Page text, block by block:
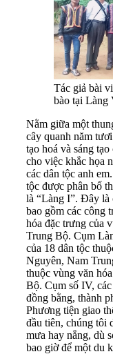
Tác giả bài
bào tại Làng
Nằm giữa một
cây quanh năm
tạo hoá và sáng
cho việc khắc họa
các dân tộc anh
tộc được phân bố
là “Làng I”. Đây là
bao gồm các công
hóa đặc trưng của
Trung Bộ. Cụm
của 18 dân tộc
Nguyên, Nam
thuộc vùng văn
Bộ. Cụm số IV,
đồng bằng, thành
Phương tiện giao
đầu tiên, chúng tôi
mưa hay nắng, dù
bao giờ để một du